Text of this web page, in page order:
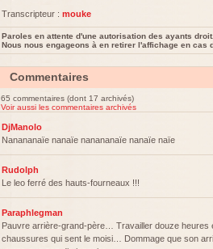
Transcripteur : mouke
Paroles en attente d'une autorisation des ayants droit.
Nous nous engageons à en retirer l'affichage en cas
Commentaires
65 commentaires (dont 17 archivés)
Voir aussi les commentaires archivés
DjManolo
Nanananaïe nanaïe nanananaïe nanaïe naïe
Rudolph
Le leo ferré des hauts-fourneaux !!!
Paraphlegman
Pauvre arrière-grand-père… Travailler douze heures
chaussures qui sent le moisi… Dommage que son